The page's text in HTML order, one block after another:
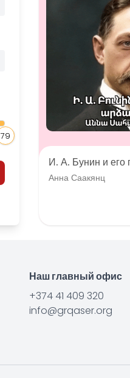
79
И. А. Бунин и его
Анна Саакянц
Наш главный офис
+374 41 409 320
info@grqaser.org